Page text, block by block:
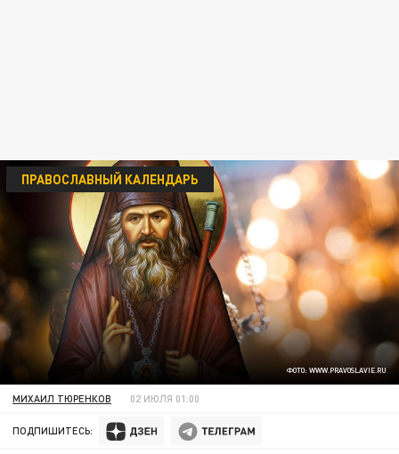
ФОТО: WWW.PRAVOSLAVIE.RU
ПРАВОСЛАВНЫЙ КАЛЕНДАРЬ
МИХАИЛ ТЮРЕНКОВ 02 ИЮЛЯ 01:00
ПОДПИШИТЕСЬ: